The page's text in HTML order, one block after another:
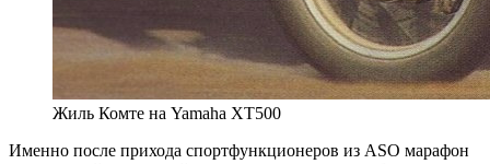
Жиль Комте на Yamaha XT500
Именно после прихода спортфункционеров из ASO марафон